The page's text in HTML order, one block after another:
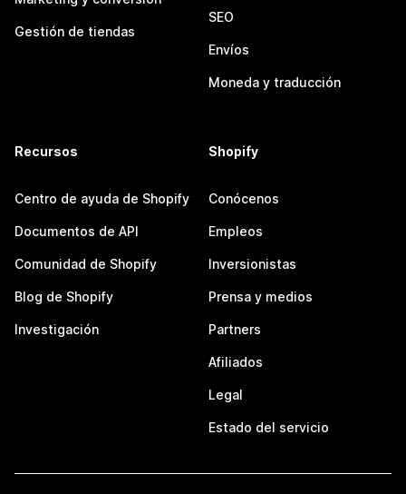
Gestión de tiendas
SEO
Envíos
Moneda y traducción
Recursos
Centro de ayuda de Shopify
Documentos de API
Comunidad de Shopify
Blog de Shopify
Investigación
Shopify
Conócenos
Empleos
Inversionistas
Prensa y medios
Partners
Afiliados
Legal
Estado del servicio